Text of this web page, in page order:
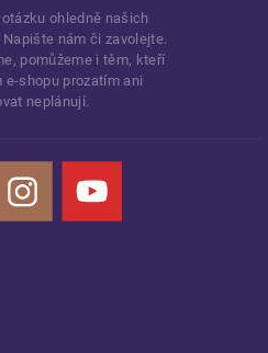
ohledně našich
nám či zavolejte.
pomůžeme i těm, kteří
e-shopu prozatím ani
neplánují.
Instagram YouTube